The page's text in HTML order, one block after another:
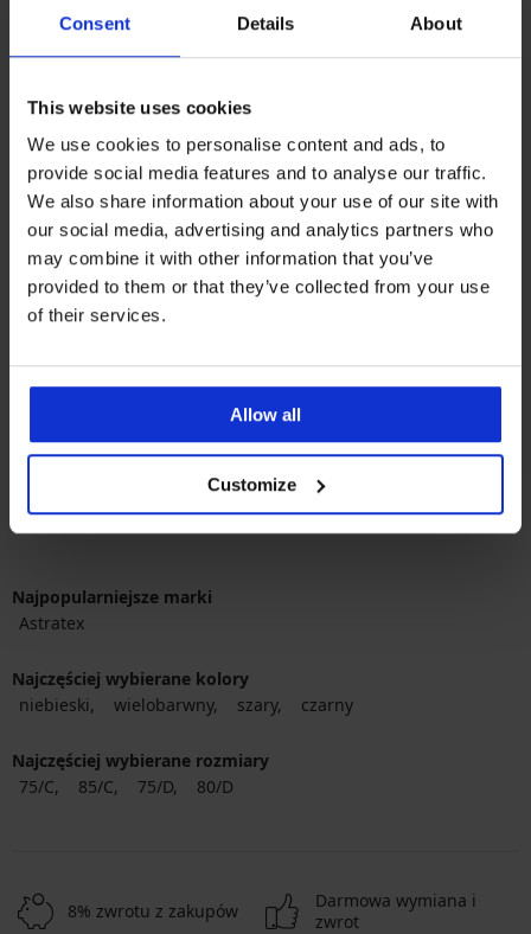
Consent Details About
This website uses cookies
We use cookies to personalise content and ads, to
provide social media features and to analyse our traffic.
We also share information about your use of our site with
our social media, advertising and analytics partners who
may combine it with other information that you’ve
provided to them or that they’ve collected from your use
of their services.
Allow all
Customize
Wyprzedaż -70%
1+1 GRATIS
Zniżka
161,40 złPierwotna cena
537,99 zł
Wyprzedaż -70%
1+1 GRATIS
Zniżka
161,40 złPierwotna cena
537,99 zł
Najpopularniejsze marki
Astratex
Najczęściej wybierane kolory
niebieski
wielobarwny szary czarny
Najczęściej wybierane rozmiary
75/C
85/C 75/D 80/D
8% zwrotu z zakupów
Darmowa wymiana i
zwrot